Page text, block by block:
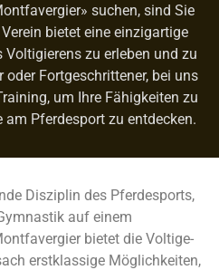
suchen, sind Sie
bietet eine einzigartige
zu erleben und zu
Fortgeschrittener, bei uns
um Ihre Fähigkeiten zu
am Pferdesport zu entdecken.
Disziplin des Pferdesports,
auf einem
bietet die Voltige-
erstklassige Möglichkeiten,